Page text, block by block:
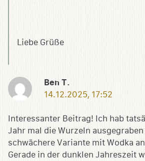
Liebe Grüße
Ben T.
14.12.2025, 17:52
Interessanter Beitrag! Ich hab
Jahr mal die Wurzeln
schwächere Variante mit Wodka
Gerade in der dunklen Jahreszeit